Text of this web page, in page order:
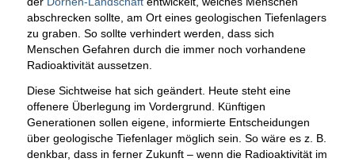
abschrecken sollte, am Ort eines geologischen Tiefenlagers
zu graben. So sollte verhindert werden, dass sich
Menschen Gefahren durch die immer noch vorhandene
Radioaktivität aussetzen.
Diese Sichtweise hat sich geändert. Heute steht eine
offenere Überlegung im Vordergrund. Künftigen
Generationen sollen eigene, informierte Entscheidungen
über geologische Tiefenlager möglich sein. So wäre es z. B.
denkbar, dass in ferner Zukunft – wenn die Radioaktivität im